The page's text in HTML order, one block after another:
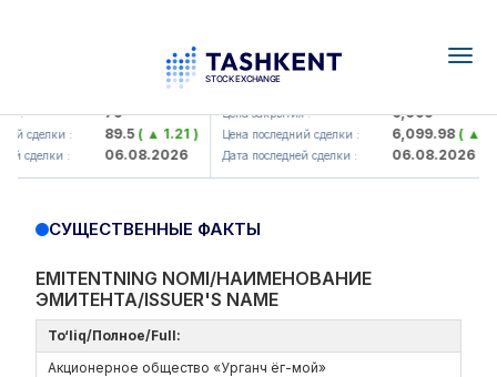
: 79
сделки : 89.5( ▲ 1.21 )
сделки : 06.08.2026
UZMK (<O'zmetkombinat> AJ)
Цена закрытия : 6,099
Цена последний сделки : 6,099.98( ▲ 0.1
Дата последней сделки : 06.08.2026
СУЩЕСТВЕННЫЕ ФАКТЫ
EMITENTNING NOMI/НАИМЕНОВАНИЕ
ЭМИТЕНТА/ISSUER'S NAME
To‘liq/Полное/Full:
Акционерное общество «Урганч ёг-мой»